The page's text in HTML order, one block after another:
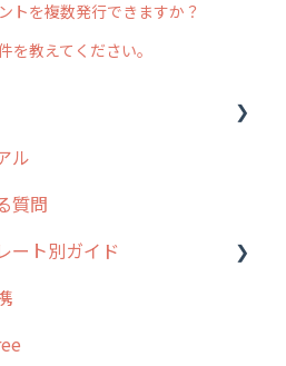
トを複数発行できますか？
を教えてください。
取得について
ル
質問
ート別ガイド